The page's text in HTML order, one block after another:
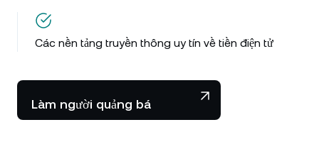
Các nền tảng truyền thông uy tín về tiền điện tử
Làm người quảng bá